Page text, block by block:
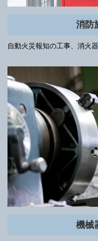
消防
自動火災報知の工事、消火
機械